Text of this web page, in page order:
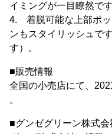
イミングが一目瞭然です
4. 着脱可能な上部ポッ
ンもスタイリッシュで
す）。
■販売情報
全国の小売店にて、
。
■グンゼグリーン株式会